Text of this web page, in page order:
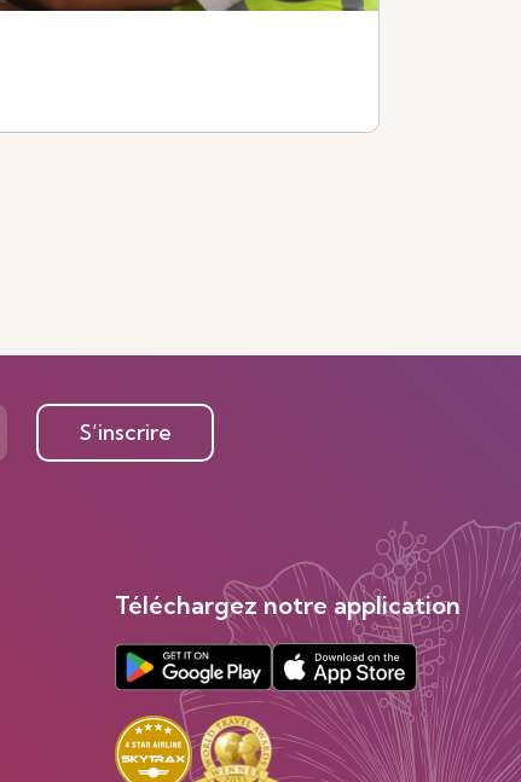
S’inscrire
Téléchargez notre application